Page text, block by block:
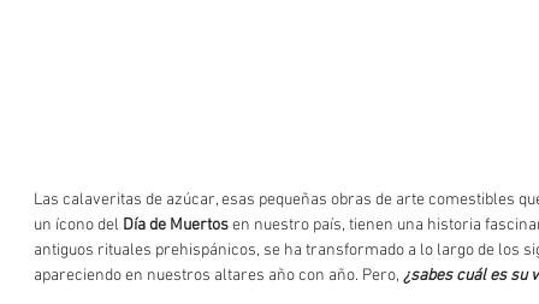
Las calaveritas de azúcar, esas pequeñas obras de arte comestibles
un ícono del Día de Muertos en nuestro país, tienen una historia
antiguos rituales prehispánicos, se ha transformado a lo largo de los
apareciendo en nuestros altares año con año. Pero, ¿sabes cuál es su